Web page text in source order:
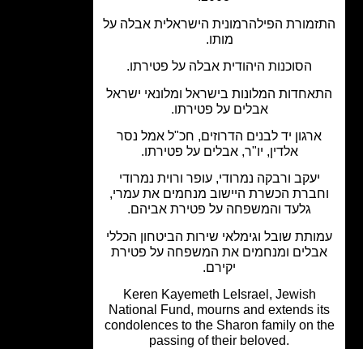
הפילהרמונית הישראלית אבלה על
הסוכנות היהודית אבלה על פטירתו.
המלונות בישראל ומלונאי ישראל
אבלים על פטירתו.
יד לבנים הדרוזים, חכ"ל אמל נסר
אלדין, יו"ר, אבלים על פטירתו.
יעקב ורבקה נמרודי, עופר ורוית נמרודי
הכשרת היישוב מנחמים את עמרי,
גלעד והמשפחה על פטירת אביהם.
שובל וגימלאי שירות הביטחון הכללי
ומנחמים את המשפחה על פטירת
Keren Kayemeth LeIsrael, Jewish
National Fund, mourns and extends
condolences to the Sharon family on
passing of their beloved.